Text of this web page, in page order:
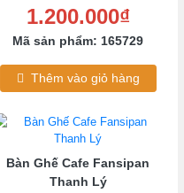
1.200.000₫
Mã sản phẩm: 165729
Thêm vào giỏ hàng
Bàn Ghế Cafe Fansipan
Thanh Lý